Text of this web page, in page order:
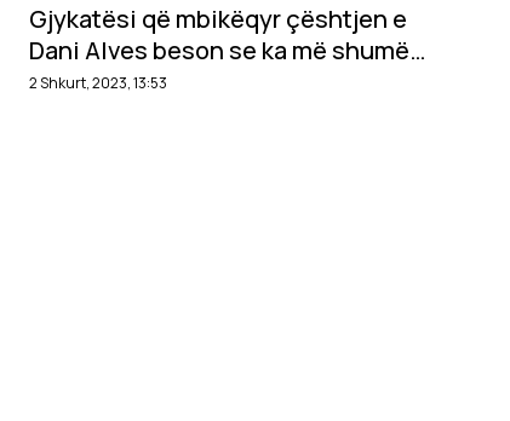
Gjykatësi që mbikëqyr çështjen e
Dani Alves beson se ka më shumë
prova kundër tij
2 Shkurt, 2023, 13:53